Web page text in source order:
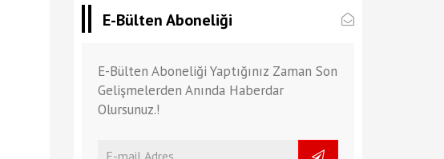
E-Bülten Aboneliği
E-Bülten Aboneliği Yaptığınız Zaman Son
Gelişmelerden Anında Haberdar
Olursunuz.!